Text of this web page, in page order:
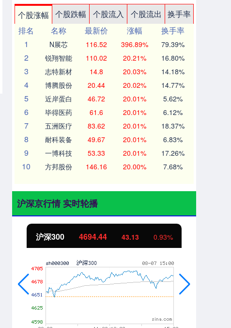
个股涨幅 个股跌幅 个股流入 个股流出
换手率
排名
名称 最新价 涨幅
换手率
1
N展芯 116.52 396.89% 79.39%
2 锐翔智能 110.02 20.21% 16.80%
3 志特新材 14.8 20.03% 14.18%
4 博腾股份 20.44 20.02% 14.77%
5 近岸蛋白 46.72 20.01% 5.62%
6 毕得医药 61.6 20.01% 6.12%
7 五洲医疗 83.62 20.01% 18.37%
8 耐科装备 49.67 20.01% 6.83%
9 一博科技 53.33 20.01% 17.26%
10 方邦股份 146.16 20.00% 7.68%
沪深京行情 实时轮播
0.93% 北证50 1134.24 11.37